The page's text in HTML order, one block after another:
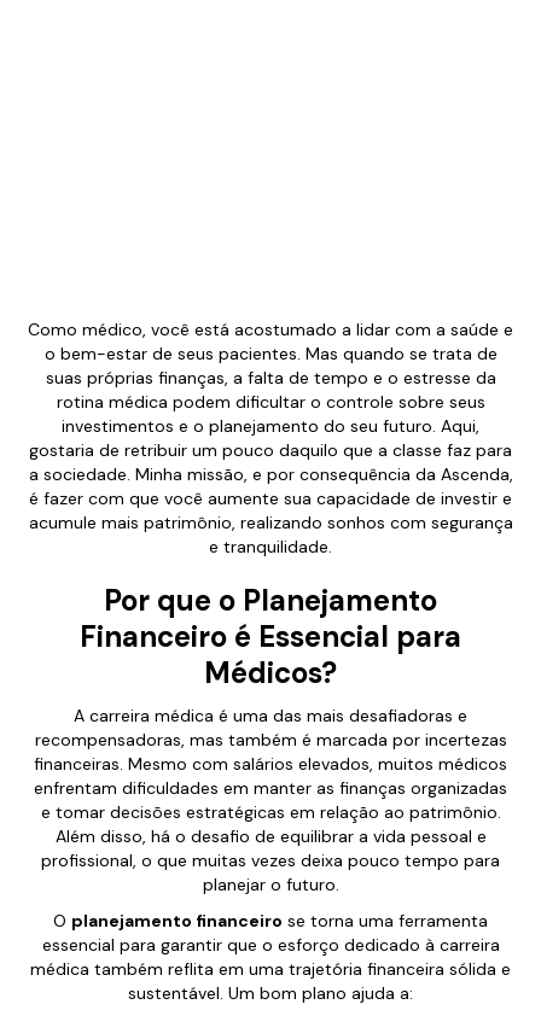
Como médico, você está acostumado a lidar com a saúde e
o bem-estar de seus pacientes. Mas quando se trata de
suas próprias finanças, a falta de tempo e o estresse da
rotina médica podem dificultar o controle sobre seus
investimentos e o planejamento do seu futuro. Aqui,
gostaria de retribuir um pouco daquilo que a classe faz para
a sociedade. Minha missão, e por consequência da Ascenda,
é fazer com que você aumente sua capacidade de investir e
acumule mais patrimônio, realizando sonhos com segurança
e tranquilidade.
Por que o Planejamento
Financeiro é Essencial para
Médicos?
A carreira médica é uma das mais desafiadoras e
recompensadoras, mas também é marcada por incertezas
financeiras. Mesmo com salários elevados, muitos médicos
enfrentam dificuldades em manter as finanças organizadas
e tomar decisões estratégicas em relação ao patrimônio.
Além disso, há o desafio de equilibrar a vida pessoal e
profissional, o que muitas vezes deixa pouco tempo para
planejar o futuro.
O planejamento financeiro se torna uma ferramenta
essencial para garantir que o esforço dedicado à carreira
médica também reflita em uma trajetória financeira sólida e
sustentável. Um bom plano ajuda a: